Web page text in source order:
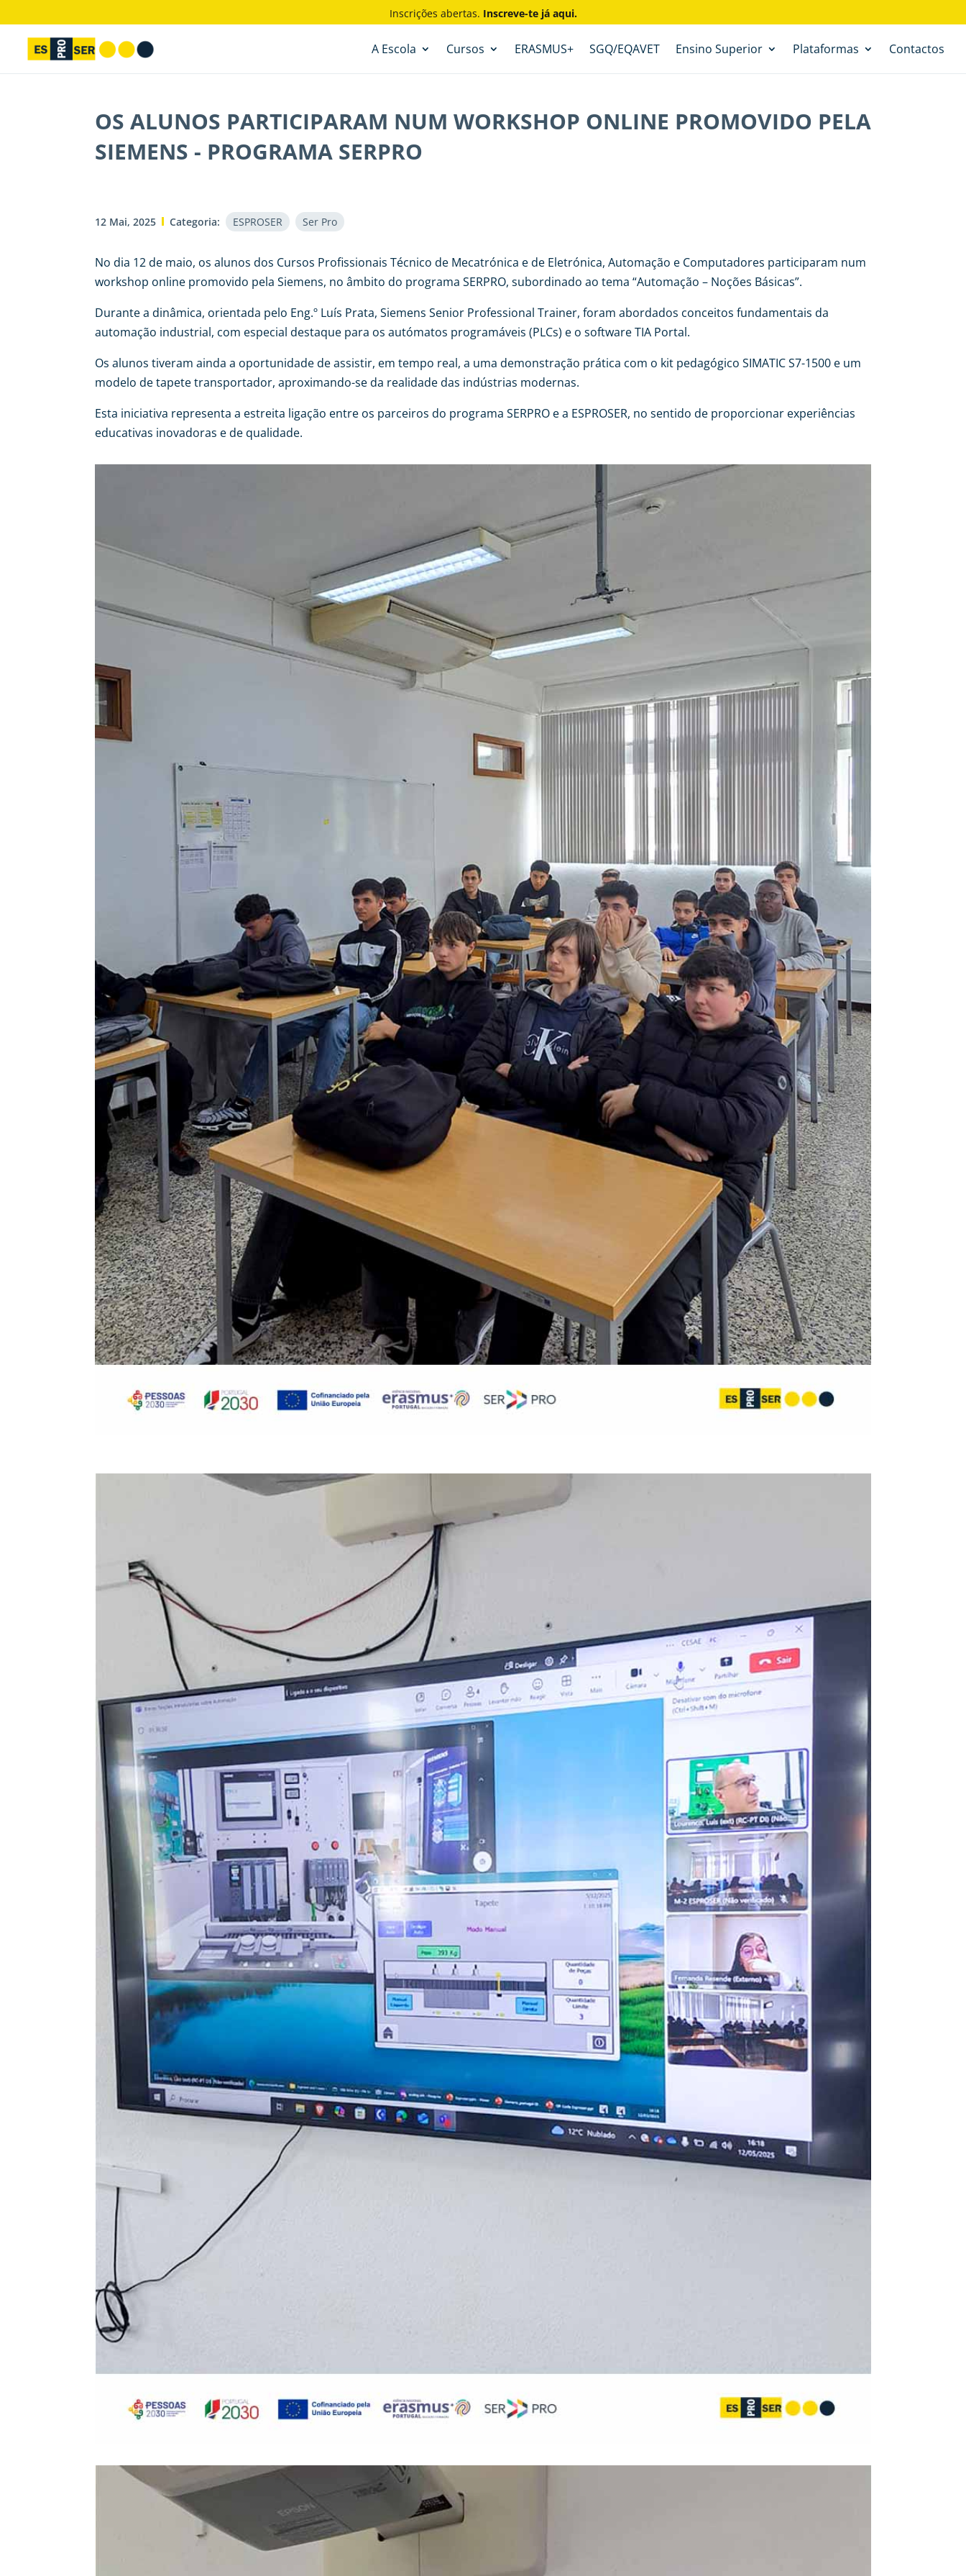
Inscrições abertas. Inscreve-te já aqui.
A Escola Cursos ERASMUS+ SGQ/EQAVET Ensino Superior Plataformas Contactos
OS ALUNOS PARTICIPARAM NUM WORKSHOP ONLINE PROMOVIDO PELA
SIEMENS - PROGRAMA SERPRO
12 Mai, 2025 Categoria: ESPROSER Ser Pro
No dia 12 de maio, os alunos dos Cursos Profissionais Técnico de Mecatrónica e de Eletrónica, Automação e Computadores participaram num
workshop online promovido pela Siemens, no âmbito do programa SERPRO, subordinado ao tema “Automação – Noções Básicas”.
Durante a dinâmica, orientada pelo Eng.º Luís Prata, Siemens Senior Professional Trainer, foram abordados conceitos fundamentais da
automação industrial, com especial destaque para os autómatos programáveis (PLCs) e o software TIA Portal.
Os alunos tiveram ainda a oportunidade de assistir, em tempo real, a uma demonstração prática com o kit pedagógico SIMATIC S7-1500 e um
modelo de tapete transportador, aproximando-se da realidade das indústrias modernas.
Esta iniciativa representa a estreita ligação entre os parceiros do programa SERPRO e a ESPROSER, no sentido de proporcionar experiências
educativas inovadoras e de qualidade.